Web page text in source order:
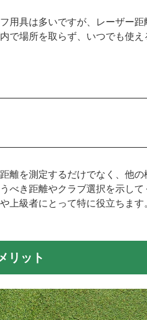
用具は多いですが、レーザー
で場所を取らず、いつでも使え
離を測定するだけでなく、他の
べき距離やクラブ選択を示して
上級者にとって特に役立ちます
リット